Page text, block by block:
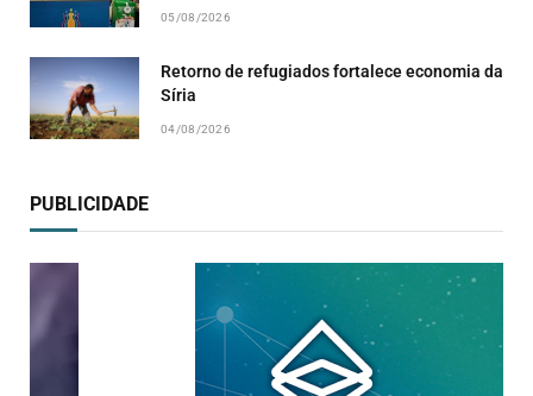
05/08/2026
Retorno de refugiados fortalece economia da
Síria
04/08/2026
PUBLICIDADE